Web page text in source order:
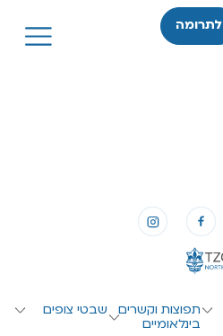
לתרומה
תפוצות וקשרים
בינלאומיים
שבטי צופים